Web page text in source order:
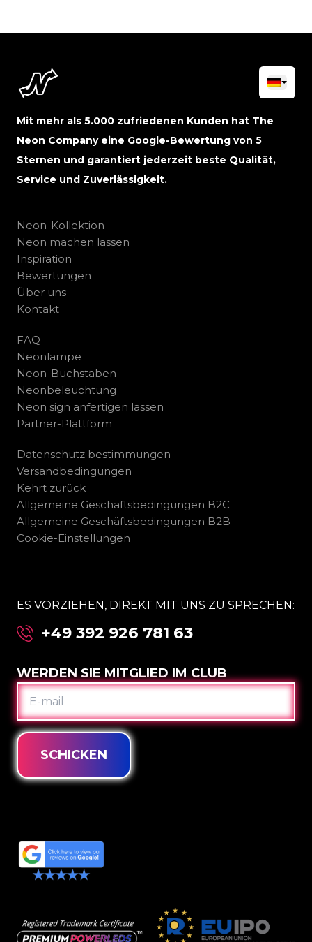
Mit mehr als 5.000 zufriedenen Kunden hat The
Neon Company eine Google-Bewertung von 5
Sternen und garantiert jederzeit beste Qualität,
Service und Zuverlässigkeit.
Neon-Kollektion
Neon machen lassen
Inspiration
Bewertungen
Über uns
Kontakt
FAQ
Neonlampe
Neon-Buchstaben
Neonbeleuchtung
Neon sign anfertigen lassen
Partner-Plattform
Datenschutz bestimmungen
Versandbedingungen
Kehrt zurück
Allgemeine Geschäftsbedingungen B2C
Allgemeine Geschäftsbedingungen B2B
Cookie-Einstellungen
ES VORZIEHEN, DIREKT MIT UNS ZU SPRECHEN:
+49 392 926 781 63
WERDEN SIE MITGLIED IM CLUB
E-
MAIL
SCHICKEN